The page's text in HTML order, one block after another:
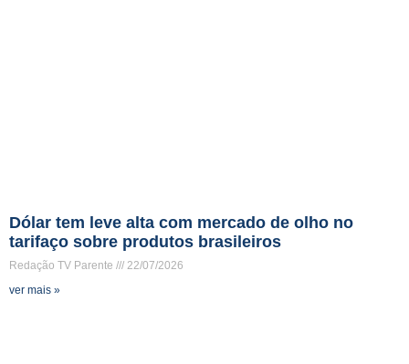
Dólar tem leve alta com mercado de olho no
tarifaço sobre produtos brasileiros
Redação TV Parente
22/07/2026
ver mais »